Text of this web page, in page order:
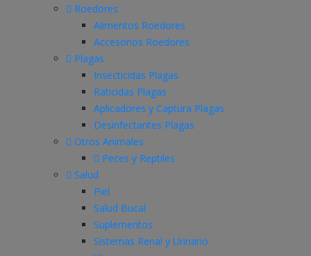
Roedores
Alimentos Roedores
Accesorios Roedores
Plagas
Insecticidas Plagas
Raticidas Plagas
Aplicadores y Captura Plagas
Desinfectantes Plagas
Otros Animales
Peces y Reptiles
Salud
Piel
Salud Bucal
Suplementos
Sistemas Renal y Urinario